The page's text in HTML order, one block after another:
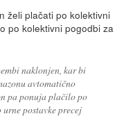
želi plačati po kolektivni
po kolektivni pogodbi za
naklonjen, kar bi
avtomatično
pa ponuja plačilo po
postavke precej